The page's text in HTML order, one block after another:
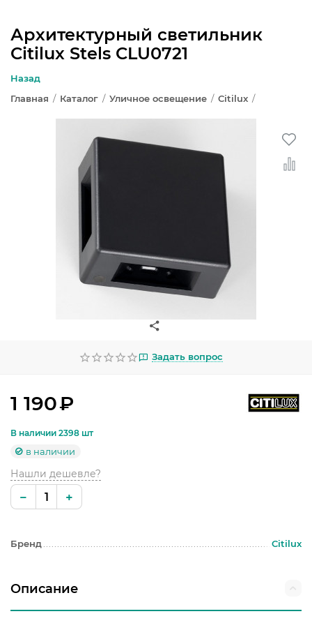
Архитектурный светильник
Citilux Stels CLU0721
Назад
Главная / Каталог / Уличное освещение / Citilux /
Задать вопрос
1 190₽
В наличии 2398 шт
в наличии
Нашли дешевле?
+
−
Бренд Citilux
Описание
ЛЮСТРЫ
БРА И ПОДСВЕТКА
НАСТОЛЬНЫЕ ЛАМПЫ
ТРЕКОВЫЕ СИСТЕМЫ
ЛАМПОЧКИ
КОМПЛЕКТУЮЩИЕ
ПРЕДМЕТЫ ИНТЕРЬЕРА
НОВОГОДНИЕ ТОВАРЫ